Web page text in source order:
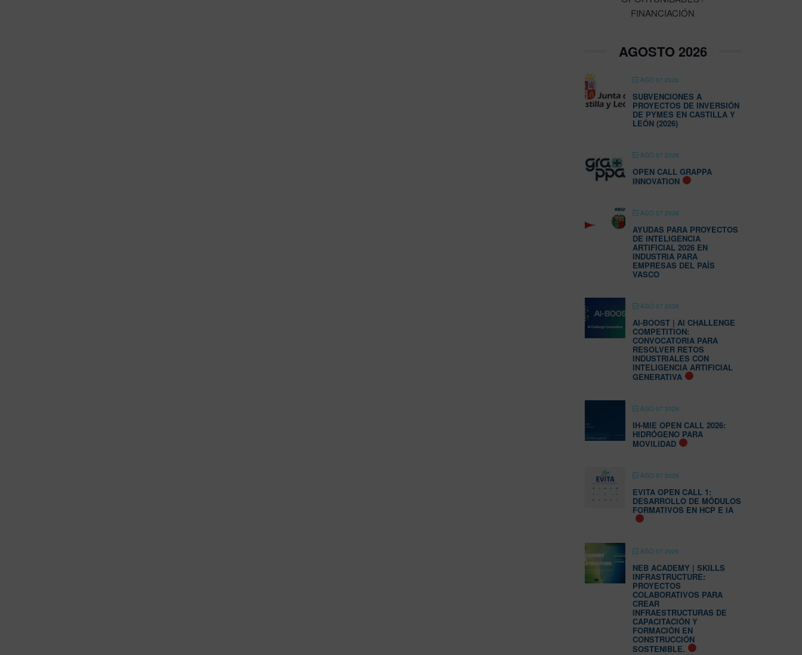
FINANCIACIÓN
AGOSTO 2026
AGO 07 2026
SUBVENCIONES A
PROYECTOS DE INVERSIÓN
DE PYMES EN CASTILLA Y
LEÓN (2026)
AGO 07 2026
OPEN CALL GRAPPA
INNOVATION
AGO 07 2026
AYUDAS PARA PROYECTOS
DE INTELIGENCIA
ARTIFICIAL 2026 EN
INDUSTRIA PARA
EMPRESAS DEL PAÍS
VASCO
AGO 07 2026
AI-BOOST | AI CHALLENGE
COMPETITION:
CONVOCATORIA PARA
RESOLVER RETOS
INDUSTRIALES CON
INTELIGENCIA ARTIFICIAL
GENERATIVA
AGO 07 2026
IH-MIE OPEN CALL 2026:
HIDRÓGENO PARA
MOVILIDAD
AGO 07 2026
EVITA OPEN CALL 1:
DESARROLLO DE MÓDULOS
FORMATIVOS EN HCP E IA
AGO 07 2026
NEB ACADEMY | SKILLS
INFRASTRUCTURE:
PROYECTOS
COLABORATIVOS PARA
CREAR
INFRAESTRUCTURAS DE
CAPACITACIÓN Y
FORMACIÓN EN
CONSTRUCCIÓN
SOSTENIBLE.